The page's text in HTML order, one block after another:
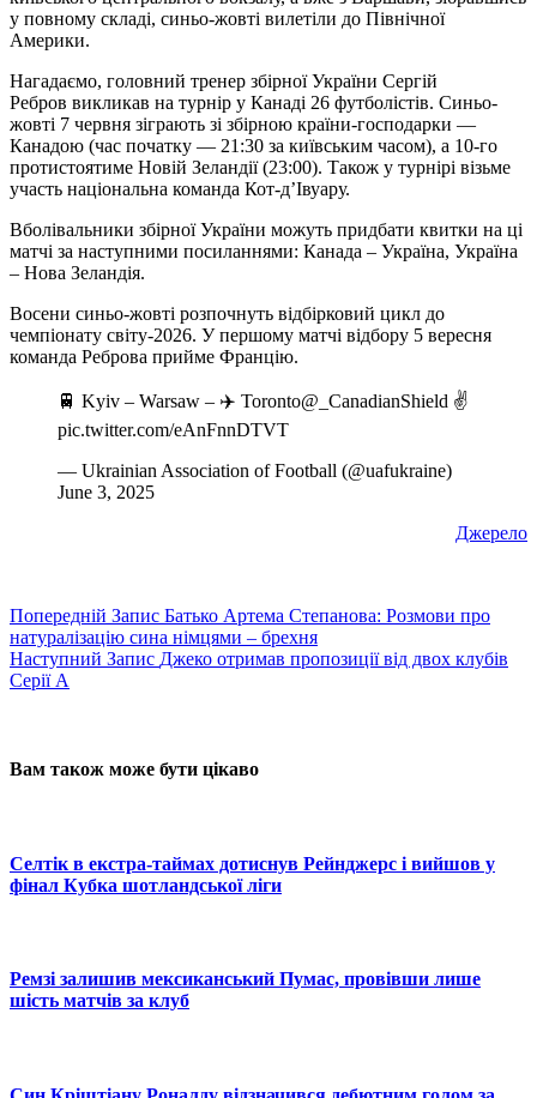
у повному складі, синьо-жовті вилетіли до Північної
Америки.
Нагадаємо, головний тренер збірної України Сергій
Ребров викликав на турнір у Канаді 26 футболістів. Синьо-
жовті 7 червня зіграють зі збірною країни-господарки —
Канадою (час початку — 21:30 за київським часом), а 10-го
протистоятиме Новій Зеландії (23:00). Також у турнірі візьме
участь національна команда Кот-д’Івуару.
Вболівальники збірної України можуть придбати квитки на ці
матчі за наступними посиланнями: Канада – Україна, Україна
– Нова Зеландія.
Восени синьо-жовті розпочнуть відбірковий цикл до
чемпіонату світу-2026. У першому матчі відбору 5 вересня
команда Реброва прийме Францію.
🚆 Kyiv – Warsaw – ✈️ Toronto@_CanadianShield ✌️
pic.twitter.com/eAnFnnDTVT
— Ukrainian Association of Football (@uafukraine)
June 3, 2025
Джерело
Попередній Запис Батько Артема Степанова: Розмови про
натуралізацію сина німцями – брехня
Наступний Запис Джеко отримав пропозиції від двох клубів
Серії А
Вам також може бути цікаво
Селтік в екстра-таймах дотиснув Рейнджерс і вийшов у
фінал Кубка шотландської ліги
Ремзі залишив мексиканський Пумас, провівши лише
шість матчів за клуб